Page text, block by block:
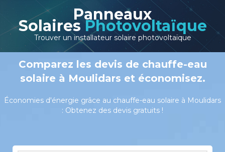
Panneaux
Solaires Photovoltaïque
Trouver un installateur solaire photovoltaïque
Comparez les devis de chauffe-eau
solaire à Moulidars et économisez.
Économies d'énergie grâce au chauffe-eau solaire à Moulidars
: Obtenez des devis gratuits !